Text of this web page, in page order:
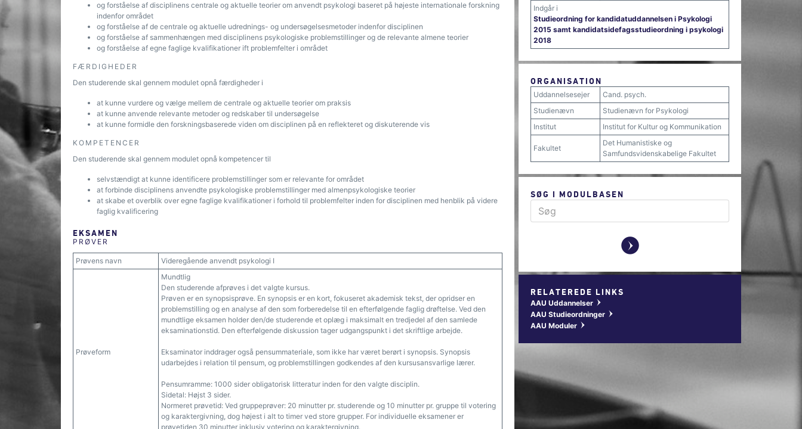
og forståelse af disciplinens centrale og aktuelle teorier om anvendt psykologi baseret på højeste internationale forskning
indenfor området
og forståelse af de centrale og aktuelle udrednings- og undersøgelsesmetoder indenfor disciplinen
og forståelse af sammenhængen med disciplinens psykologiske problemstillinger og de relevante almene teorier
og forståelse af egne faglige kvalifikationer ift problemfelter i området
FÆRDIGHEDER
Den studerende skal gennem modulet opnå færdigheder i
at kunne vurdere og vælge mellem de centrale og aktuelle teorier om praksis
at kunne anvende relevante metoder og redskaber til undersøgelse
at kunne formidle den forskningsbaserede viden om disciplinen på en reflekteret og diskuterende vis
KOMPETENCER
Den studerende skal gennem modulet opnå kompetencer til
selvstændigt at kunne identificere problemstillinger som er relevante for området
at forbinde disciplinens anvendte psykologiske problemstillinger med almenpsykologiske teorier
at skabe et overblik over egne faglige kvalifikationer i forhold til problemfelter inden for disciplinen med henblik på videre
faglig kvalificering
EKSAMEN
PRØVER
Prøvens navn Videregående anvendt psykologi I
Prøveform
Mundtlig
Den studerende afprøves i det valgte kursus.
Prøven er en synopsisprøve. En synopsis er en kort, fokuseret akademisk tekst, der opridser en
problemstilling og en analyse af den som forberedelse til en efterfølgende faglig drøftelse. Ved den
mundtlige eksamen holder den/de studerende et oplæg i maksimalt en tredjedel af den samlede
eksaminationstid. Den efterfølgende diskussion tager udgangspunkt i det skriftlige arbejde.
Eksaminator inddrager også pensummateriale, som ikke har været berørt i synopsis. Synopsis
udarbejdes i relation til pensum, og problemstillingen godkendes af den kursusansvarlige lærer.
Pensumramme: 1000 sider obligatorisk litteratur inden for den valgte disciplin.
Sidetal: Højst 3 sider.
Normeret prøvetid: Ved gruppeprøver: 20 minutter pr. studerende og 10 minutter pr. gruppe til votering
og karaktergivning, dog højest i alt to timer ved store grupper. For individuelle eksamener er
prøvetiden 30 minutter inklusiv votering og karaktergivning.
Indgår i
Studieordning for kandidatuddannelsen i Psykologi
2015 samt kandidatsidefagsstudieordning i psykologi
2018
ORGANISATION
Uddannelsesejer
Cand. psych.
Studienævn
Studienævn for Psykologi
Institut
Institut for Kultur og Kommunikation
Fakultet
Det Humanistiske og
Samfundsvidenskabelige Fakultet
SØG I MODULBASEN
y
RELATEREDE LINKS
AAU Uddannelser w
AAU Studieordninger w
AAU Moduler w